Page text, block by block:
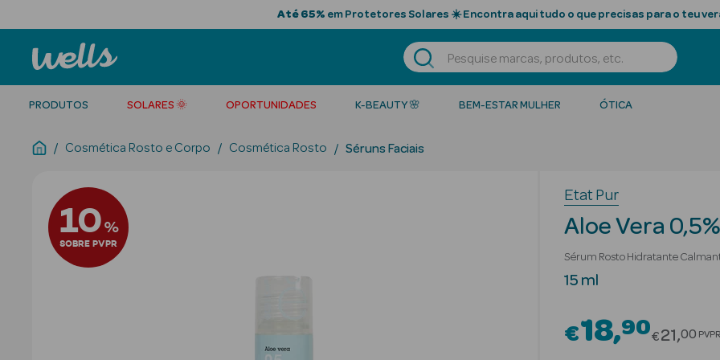
Até 65% em Protetores Solares ☀️ Encontra aqui tudo o que precisas para o teu
PRODUTOS SOLARES 🌞 OPORTUNIDADES K-BEAUTY 🌸 BEM-ESTAR MULHER ÓTICA
Cosmética Rosto e Corpo Cosmética Rosto Séruns Faciais
10%
SOBRE PVPR
Etat Pur
Aloe Vera
Sérum Rosto Hidratante
15 ml
€18 90Price
€21 00 PVPR